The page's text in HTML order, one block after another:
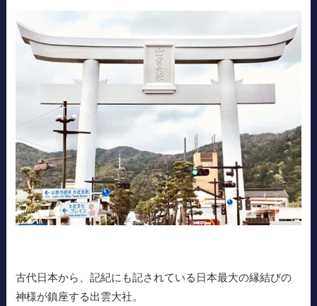
古代日本から、記紀にも記されている日本最大の縁結びの
神様が鎮座する出雲大社。